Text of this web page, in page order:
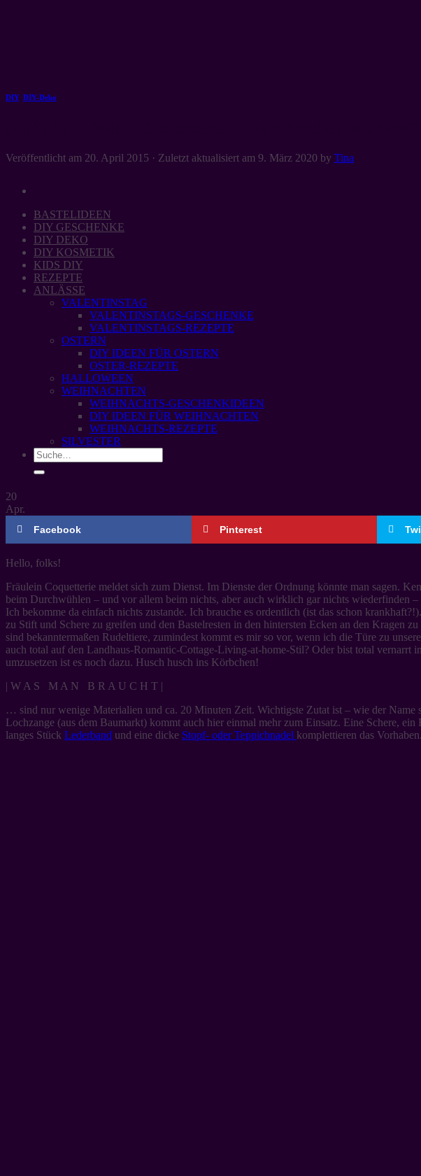
BASTELIDEEN
DIY GESCHENKE
DIY DEKO
DIY KOSMETIK
KIDS DIY
REZEPTE
ANLÄSSE
VALENTINSTAG
VALENTINSTAGS-GESCHENKE
VALENTINSTAGS-REZEPTE
OSTERN
DIY IDEEN FÜR OSTERN
OSTER-REZEPTE
HALLOWEEN
WEIHNACHTEN
WEIHNACHTS-GESCHENKIDEEN
DIY IDEEN FÜR WEIHNACHTEN
WEIHNACHTS-REZEPTE
SILVESTER
DIY, DIY-Deko
Veröffentlicht am 20. April 2015 · Zuletzt aktualisiert am 9. März 2020 by Tina
20
Apr.
Facebook Pinterest
Hello, folks!
Fräulein Coquetterie meldet sich zum Dienst. Im Dienste der Ordnung könnte man sagen.
beim Durchwühlen – und vor allem beim nichts, aber auch wirklich gar nichts wiederfinden
Ich bekomme da einfach nichts zustande. Ich brauche es ordentlich (ist das schon
zu Stift und Schere zu greifen und den Bastelresten in den hintersten Ecken an den
sind bekanntermaßen Rudeltiere, zumindest kommt es mir so vor, wenn ich die Türe zu
auch total auf den Landhaus-Romantic-Cottage-Living-at-home-Stil? Oder bist total
umzusetzen ist es noch dazu. Husch husch ins Körbchen!
| W A S M A N B R A U C H T |
… sind nur wenige Materialien und ca. 20 Minuten Zeit. Wichtigste Zutat ist – wie der Name
Lochzange (aus dem Baumarkt) kommt auch hier einmal mehr zum Einsatz. Eine Schere,
langes Stück Lederband und eine dicke Stopf- oder Teppichnadel komplettieren das Vorhaben.